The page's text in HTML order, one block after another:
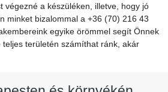
végezné a készüléken, illetve, hogy jó
minket bizalommal a +36 (70) 216 43
egyike örömmel segít Önnek
teljes területén számíthat ránk, akár